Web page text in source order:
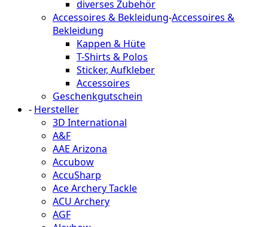
diverses Zubehör
Accessoires & Bekleidung-Accessoires &
Bekleidung
Kappen & Hüte
T-Shirts & Polos
Sticker, Aufkleber
Accessoires
Geschenkgutschein
- Hersteller
3D International
A&F
AAE Arizona
Accubow
AccuSharp
Ace Archery Tackle
ACU Archery
AGF